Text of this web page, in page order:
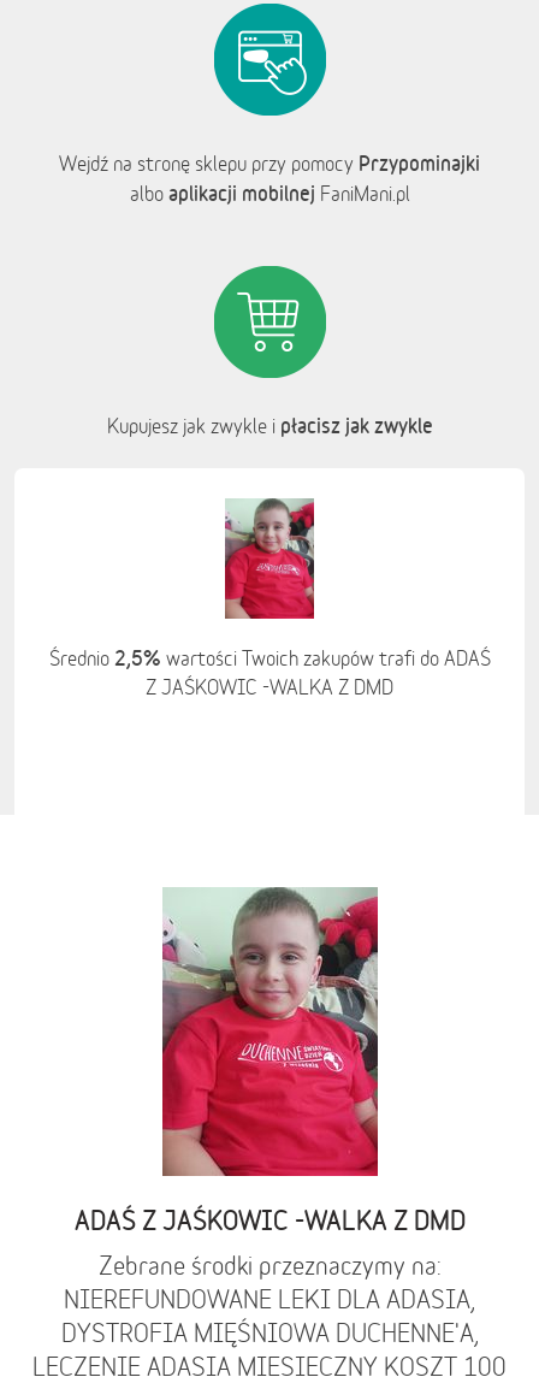
Wejdź na stronę sklepu przy pomocy Przypominajki
albo aplikacji mobilnej FaniMani.pl
Kupujesz jak zwykle i płacisz jak zwykle
Średnio 2,5% wartości Twoich zakupów trafi do ADAŚ
Z JAŚKOWIC -WALKA Z DMD
ADAŚ Z JAŚKOWIC -WALKA Z DMD
Zebrane środki przeznaczymy na:
NIEREFUNDOWANE LEKI DLA ADASIA,
DYSTROFIA MIĘŚNIOWA DUCHENNE'A,
LECZENIE ADASIA MIESIECZNY KOSZT 100